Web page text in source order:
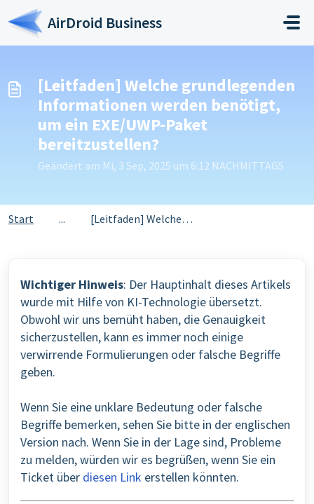
Zum hauptsächlichen Inhalt gehen
AirDroid Business
[Leitfaden] Welche grundlegenden
Informationen werden benötigt,
um ein EXE/UWP-Paket
bereitzustellen?
Geändert am Mi, 3 Sep, 2025 um 6:12 NACHMITTAGS
Start ... [Leitfaden] Welche grundlegenden Informationen werden ben...
Wichtiger Hinweis: Der Hauptinhalt dieses Artikels
wurde mit Hilfe von KI-Technologie übersetzt.
Obwohl wir uns bemüht haben, die Genauigkeit
sicherzustellen, kann es immer noch einige
verwirrende Formulierungen oder falsche Begriffe
geben.
Wenn Sie eine unklare Bedeutung oder falsche
Begriffe bemerken, sehen Sie bitte in der englischen
Version nach. Wenn Sie in der Lage sind, Probleme
zu melden, würden wir es begrüßen, wenn Sie ein
Ticket über diesen Link erstellen könnten.